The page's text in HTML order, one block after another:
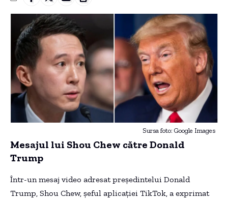
Sursa foto: Google Images
Mesajul lui Shou Chew către Donald
Trump
Într-un mesaj video adresat președintelui Donald
Trump, Shou Chew, șeful aplicației TikTok, a exprimat